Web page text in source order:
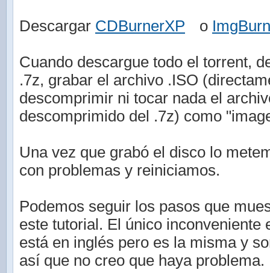
Descargar CDBurnerXP o ImgBurn
Cuando descargue todo el torrent,
.7z, grabar el archivo .ISO
descomprimir ni tocar nada el
descomprimido del .7z) como
Una vez que grabó el disco lo
con problemas y reiniciamos.
Podemos seguir los pasos que
este tutorial. El único inconveniente
está en inglés pero es la misma y
así que no creo que haya problema.